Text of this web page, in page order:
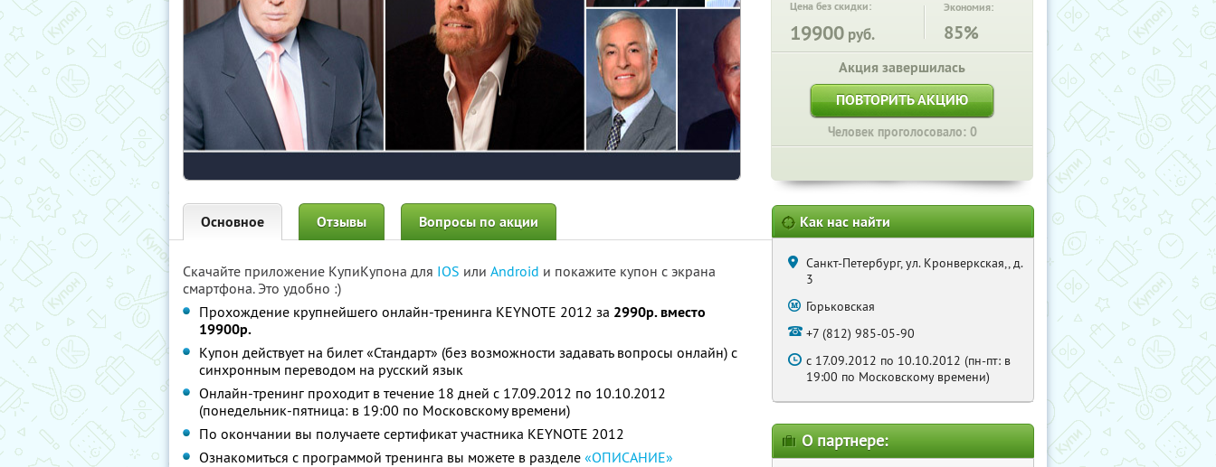
Цена без скидки:
19900 руб.
Экономия:
85%
Акция завершилась
ПОВТОРИТЬ АКЦИЮ
Человек проголосовало: 0
Основное Отзывы Вопросы по акции
Скачайте приложение КупиКупона для IOS или Android и покажите купон с экрана
смартфона. Это удобно :)
Прохождение крупнейшего онлайн-тренинга KEYNOTE 2012 за 2990р. вместо
19900р.
Купон действует на билет «Стандарт» (без возможности задавать вопросы онлайн) с
синхронным переводом на русский язык
Онлайн-тренинг проходит в течение 18 дней с 17.09.2012 по 10.10.2012
(понедельник-пятница: в 19:00 по Московскому времени)
По окончании вы получаете сертификат участника KEYNOTE 2012
Ознакомиться с программой тренинга вы можете в разделе «ОПИСАНИЕ»
Как нас найти
Санкт-Петербург, ул. Кронверкская,, д.
3
Горьковская
+7 (812) 985-05-90
с 17.09.2012 по 10.10.2012 (пн-пт: в
19:00 по Московскому времени)
О партнере: